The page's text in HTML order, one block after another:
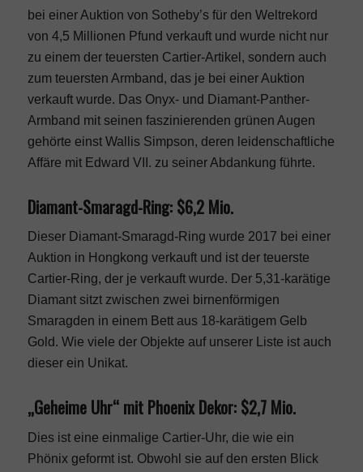
bei einer Auktion von Sotheby’s für den Weltrekord
von 4,5 Millionen Pfund verkauft und wurde nicht nur
zu einem der teuersten Cartier-Artikel, sondern auch
zum teuersten Armband, das je bei einer Auktion
verkauft wurde. Das Onyx- und Diamant-Panther-
Armband mit seinen faszinierenden grünen Augen
gehörte einst Wallis Simpson, deren leidenschaftliche
Affäre mit Edward VII. zu seiner Abdankung führte.
Diamant-Smaragd-Ring: $6,2 Mio.
Dieser Diamant-Smaragd-Ring wurde 2017 bei einer
Auktion in Hongkong verkauft und ist der teuerste
Cartier-Ring, der je verkauft wurde. Der 5,31-karätige
Diamant sitzt zwischen zwei birnenförmigen
Smaragden in einem Bett aus 18-karätigem Gelb
Gold. Wie viele der Objekte auf unserer Liste ist auch
dieser ein Unikat.
„Geheime Uhr“ mit Phoenix Dekor: $2,7 Mio.
Dies ist eine einmalige Cartier-Uhr, die wie ein
Phönix geformt ist. Obwohl sie auf den ersten Blick